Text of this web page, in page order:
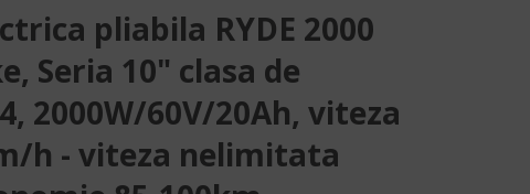
pliabila RYDE 2000
Seria 10" clasa de
2000W/60V/20Ah, viteza
h - viteza nelimitata